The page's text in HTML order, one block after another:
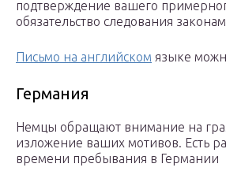
подтверждение вашего
обязательство следования законам
Письмо на английском языке
Германия
Немцы обращают внимание на
изложение ваших мотивов. Есть
времени пребывания в Германии